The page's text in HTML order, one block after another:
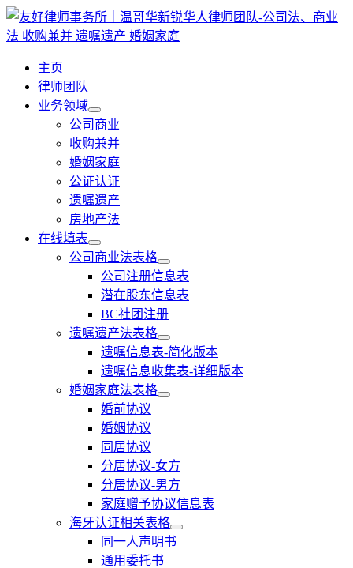
跳
至
主页
律师团队
业务领域
公司商业
收购兼并
婚姻家庭
公证认证
遗嘱遗产
房地产法
在线填表
公司商业法表格
公司注册信息表
潜在股东信息表
BC社团注册
遗嘱遗产法表格
遗嘱信息表-简化版本
遗嘱信息收集表-详细版本
婚姻家庭法表格
婚前协议
婚姻协议
同居协议
分居协议-女方
分居协议-男方
家庭赠予协议信息表
海牙认证相关表格
同一人声明书
通用委托书